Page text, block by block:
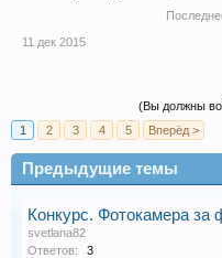
11 дек 2015
(Вы должны
1
2 3 4 5 Вперёд >
Предыдущие темы
Конкурс. Фотокамера за
svetlana82
Ответов:
3